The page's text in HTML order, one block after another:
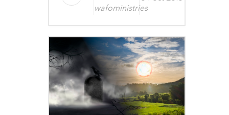
wafoministries